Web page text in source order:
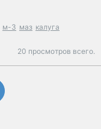
м-3 маз калуга
20 просмотров всего.